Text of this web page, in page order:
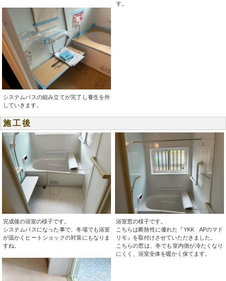
す。
システムバスの組み立てが完了し養生を外
していきます。
施工後
完成後の浴室の様子です。
システムバスになった事で、冬場でも浴室
が温かくヒートショックの対策にもなりま
すね。
浴室窓の様子です。
こちらは断熱性に優れた『YKK APのマド
リモ』を取付けさせていただきました。
こちらの窓は、冬でも室内側が冷たくなり
にくく、浴室全体を暖かく保てます。